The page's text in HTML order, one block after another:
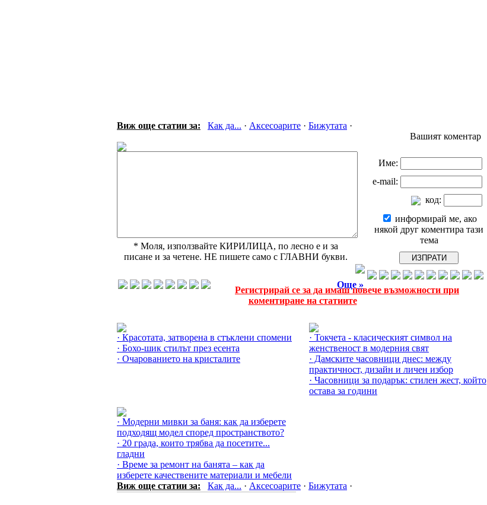
Виж още статии за: Как да... · Аксесоарите · Бижутата ·
Вашият коментар
* Моля, използвайте КИРИЛИЦА, по лесно е и за
писане и за четене. НЕ пишете само с ГЛАВНИ букви.
Име:
e-mail:
код:
информирай ме, ако
някой друг коментира тази
тема
Още »
Регистрирай се за да имаш повече възможности при
коментиране на статиите
· Красотата, затворена в стъклени спомени
· Бохо-шик стилът през есента
· Очарованието на кристалите
· Токчета - класическият символ на
женственост в модерния свят
· Дамските часовници днес: между
практичност, дизайн и личен избор
· Часовници за подарък: стилен жест, който
остава за години
· Модерни мивки за баня: как да изберете
подходящ модел според пространството?
· 20 града, които трябва да посетите...
гладни
· Време за ремонт на банята – как да
изберете качествените материали и мебели
Виж още статии за:
Как да... · Аксесоарите · Бижутата ·